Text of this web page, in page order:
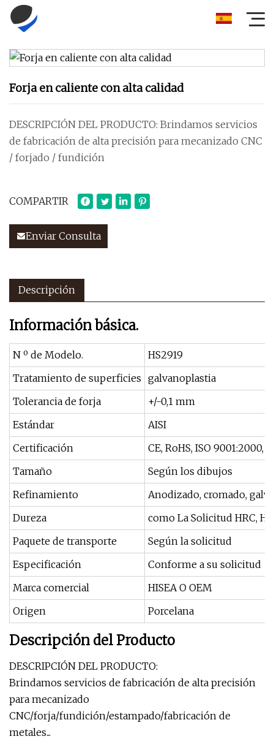
Forja en caliente con alta calidad
DESCRIPCIÓN DEL PRODUCTO: Brindamos servicios
de fabricación de alta precisión para mecanizado CNC
/ forjado / fundición
COMPARTIR
Enviar Consulta
Descripción
Información básica.
N º de Modelo.
HS2919
Tratamiento de superficies galvanoplastia
Tolerancia de forja
+/-0,1 mm
Estándar
AISI
Certificación
CE, RoHS, ISO 9001:2000,
Tamaño
Según los dibujos
Refinamiento
Anodizado, cromado,
Dureza
como La Solicitud HRC,
Paquete de transporte
Según la solicitud
Especificación
Conforme a su solicitud
Marca comercial
HISEA O OEM
Origen
Porcelana
Descripción del Producto
DESCRIPCIÓN DEL PRODUCTO:
Brindamos servicios de fabricación de alta precisión
para mecanizado
CNC/forja/fundición/estampado/fabricación de
metales...